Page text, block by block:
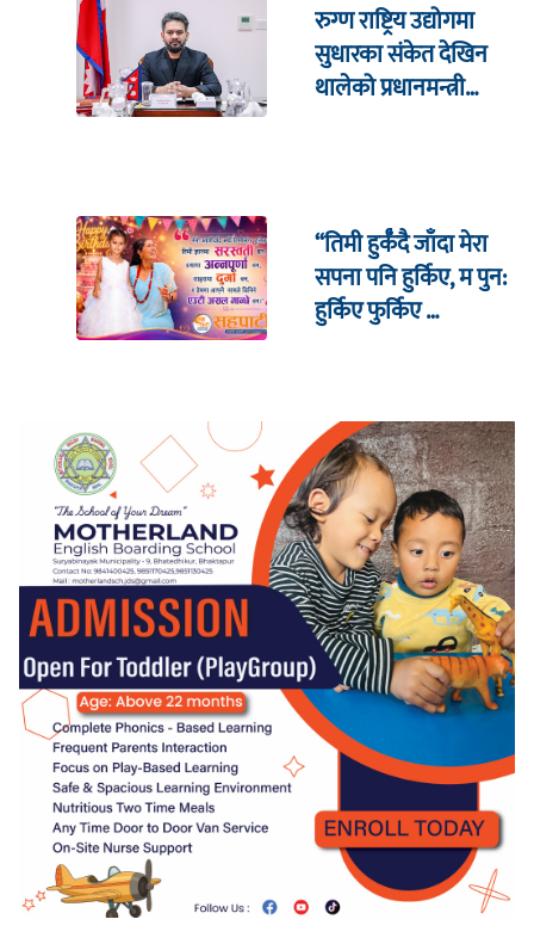
रुग्ण राष्ट्रिय उद्योगमा
सुधारका संकेत देखिन
थालेको प्रधानमन्त्री
“तिमी हुर्कँदै जाँदा मेरा
सपना पनि हुर्किए, म पुन:
हुर्किए फुर्किए …